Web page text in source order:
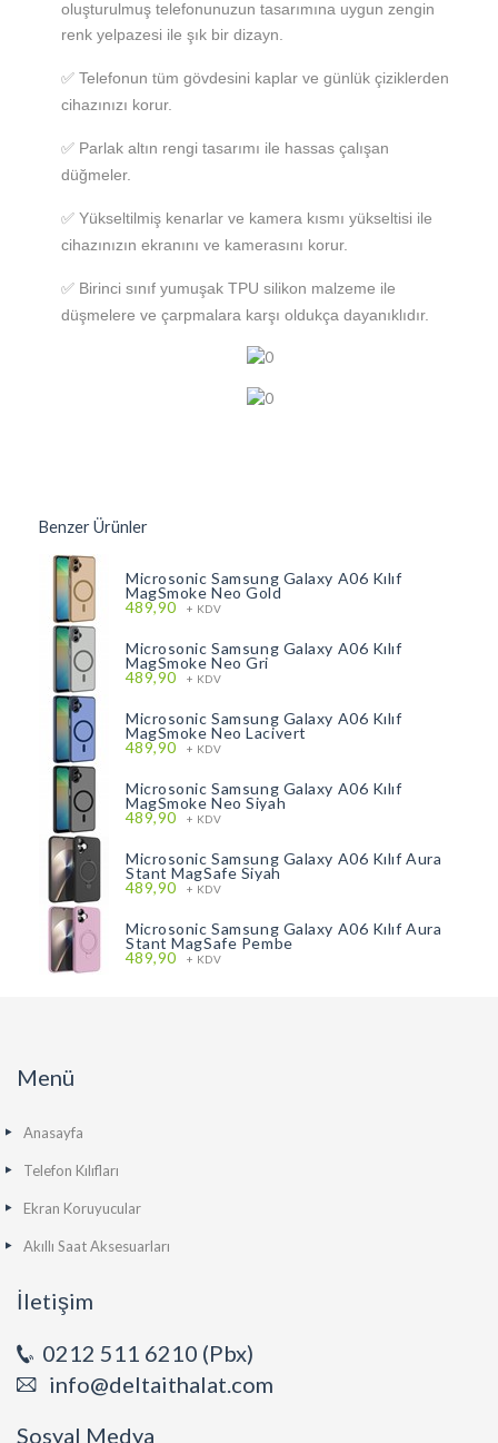
oluşturulmuş telefonunuzun tasarımına uygun zengin
renk yelpazesi ile şık bir dizayn.
✅ Telefonun tüm gövdesini kaplar ve günlük çiziklerden
cihazınızı korur.
✅ Parlak altın rengi tasarımı ile hassas çalışan
düğmeler.
✅ Yükseltilmiş kenarlar ve kamera kısmı yükseltisi ile
cihazınızın ekranını ve kamerasını korur.
✅ Birinci sınıf yumuşak TPU silikon malzeme ile
düşmelere ve çarpmalara karşı oldukça dayanıklıdır.
Benzer Ürünler
Microsonic Samsung Galaxy A06 Kılıf
MagSmoke Neo Gold
489,90 + KDV
Microsonic Samsung Galaxy A06 Kılıf
MagSmoke Neo Gri
489,90 + KDV
Microsonic Samsung Galaxy A06 Kılıf
MagSmoke Neo Lacivert
489,90 + KDV
Microsonic Samsung Galaxy A06 Kılıf
MagSmoke Neo Siyah
489,90 + KDV
Microsonic Samsung Galaxy A06 Kılıf Aura
Stant MagSafe Siyah
489,90 + KDV
Microsonic Samsung Galaxy A06 Kılıf Aura
Stant MagSafe Pembe
489,90 + KDV
Menü
Anasayfa
Telefon Kılıfları
Ekran Koruyucular
Akıllı Saat Aksesuarları
İletişim
0212 511 6210 (Pbx)
info@deltaithalat.com
Sosyal Medya